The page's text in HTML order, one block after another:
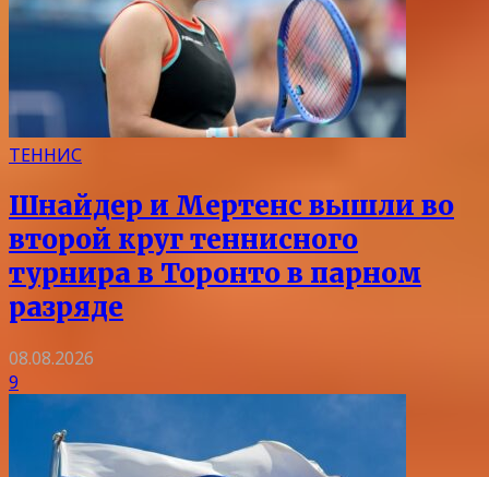
ТЕННИС
Шнайдер и Мертенс вышли во
второй круг теннисного
турнира в Торонто в парном
разряде
08.08.2026
9